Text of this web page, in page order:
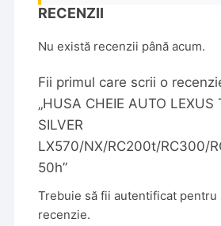
RECENZII
Nu există recenzii până acum.
Fii primul care scrii o
„HUSA CHEIE AUTO LEXUS
SILVER
LX570/NX/RC200t/RC300/
50h”
Trebuie să fiiautentificat pentru
recenzie.